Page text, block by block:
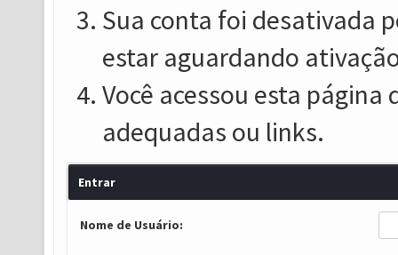
Sua conta foi desativada
estar aguardando
Você acessou esta
adequadas ou links.
Entrar
Nome de Usuário: